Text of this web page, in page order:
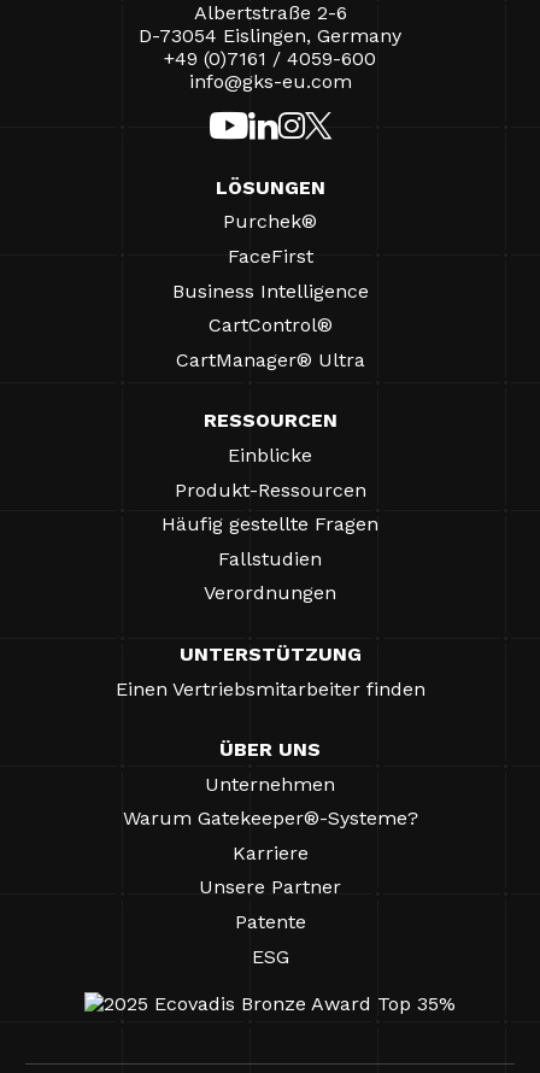
Albertstraße 2-6
D-73054 Eislingen, Germany
+49 (0)7161 / 4059-600
info@gks-eu.com
LÖSUNGEN
Purchek®
FaceFirst
Business Intelligence
CartControl®
CartManager® Ultra
RESSOURCEN
Einblicke
Produkt-Ressourcen
Häufig gestellte Fragen
Fallstudien
Verordnungen
UNTERSTÜTZUNG
Einen Vertriebsmitarbeiter finden
ÜBER UNS
Unternehmen
Warum Gatekeeper®-Systeme?
Karriere
Unsere Partner
Patente
ESG